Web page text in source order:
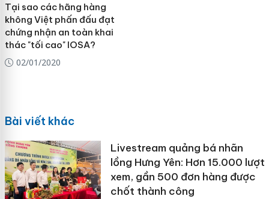
Tại sao các hãng hàng
không Việt phấn đấu đạt
chứng nhận an toàn khai
thác "tối cao" IOSA?
02/01/2020
Bài viết khác
Livestream quảng bá nhãn
lồng Hưng Yên: Hơn 15.000 lượt
xem, gần 500 đơn hàng được
chốt thành công